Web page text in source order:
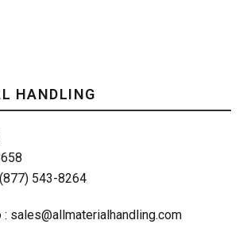
HANDLING
543-8264
: sales@allmaterialhandling.com